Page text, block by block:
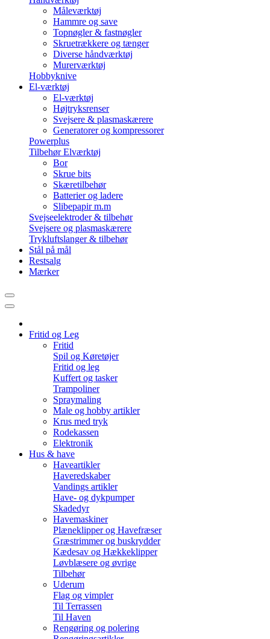
Måleværktøj
Hammre og save
Topnøgler & fastnøgler
Skruetrækkere og tænger
Diverse håndværktøj
Murerværktøj
Hobbyknive
El-værktøj
El-værktøj
Højtryksrenser
Svejsere & plasmaskærere
Generatorer og kompressorer
Powerplus
Tilbehør Elværktøj
Bor
Skrue bits
Skæretilbehør
Batterier og ladere
Slibepapir m.m
Svejseelektroder & tilbehør
Svejsere og plasmaskærere
Trykluftslanger & tilbehør
Stål på mål
Restsalg
Mærker
Fritid og Leg
Fritid
Spil og Køretøjer
Fritid og leg
Kuffert og tasker
Trampoliner
Spraymaling
Male og hobby artikler
Krus med tryk
Rodekassen
Elektronik
Hus & have
Haveartikler
Haveredskaber
Vandings artikler
Have- og dykpumper
Skadedyr
Havemaskiner
Plæneklipper og Havefræser
Græstrimmer og buskrydder
Kædesav og Hækkeklipper
Løvblæsere og øvrige
Tilbehør
Uderum
Flag og vimpler
Til Terrassen
Til Haven
Rengøring og polering